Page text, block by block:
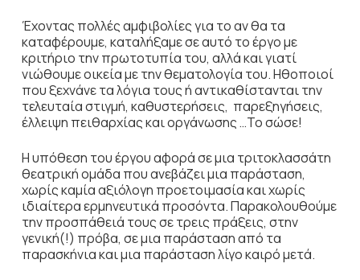
Έχοντας πολλές αμφιβολίες για το αν θα τα
καταφέρουμε, καταλήξαμε σε αυτό το έργο με
κριτήριο την πρωτοτυπία του, αλλά και γιατί
νιώθουμε οικεία με την θεματολογία του. Ηθοποιοί
που ξεχνάνε τα λόγια τους ή αντικαθίστανται την
τελευταία στιγμή, καθυστερήσεις, παρεξηγήσεις,
έλλειψη πειθαρχίας και οργάνωσης …Το σώσε!
Η υπόθεση του έργου αφορά σε μια τριτοκλασσάτη
θεατρική ομάδα που ανεβάζει μια παράσταση,
χωρίς καμία αξιόλογη προετοιμασία και χωρίς
ιδιαίτερα ερμηνευτικά προσόντα. Παρακολουθούμε
την προσπάθειά τους σε τρεις πράξεις, στην
γενική(!) πρόβα, σε μια παράσταση από τα
παρασκήνια και μια παράσταση λίγο καιρό μετά.